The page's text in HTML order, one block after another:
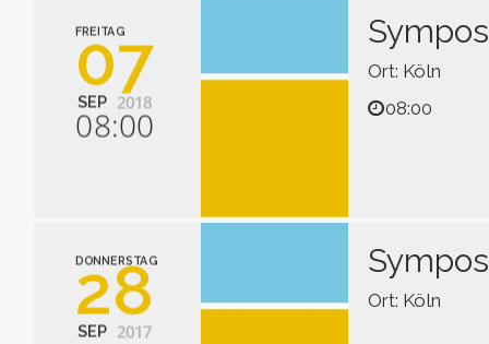
Lesarten im
FREITAG
07
SEP 2018
08:00
Ort: Köln
08:00
DONNERSTAG
28
SEP 2017
Ort: Köln